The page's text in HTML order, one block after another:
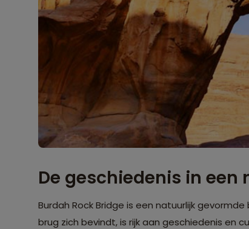
De geschiedenis in een
Burdah Rock Bridge is een natuurlijk
brug zich bevindt, is rijk aan geschiedenis en